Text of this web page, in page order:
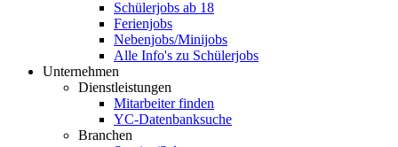
Schülerjobs ab 18
Ferienjobs
Nebenjobs/Minijobs
Alle Info's zu Schülerjobs
Unternehmen
Dienstleistungen
Mitarbeiter finden
YC-Datenbanksuche
Branchen